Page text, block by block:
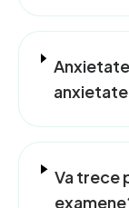
Va trece